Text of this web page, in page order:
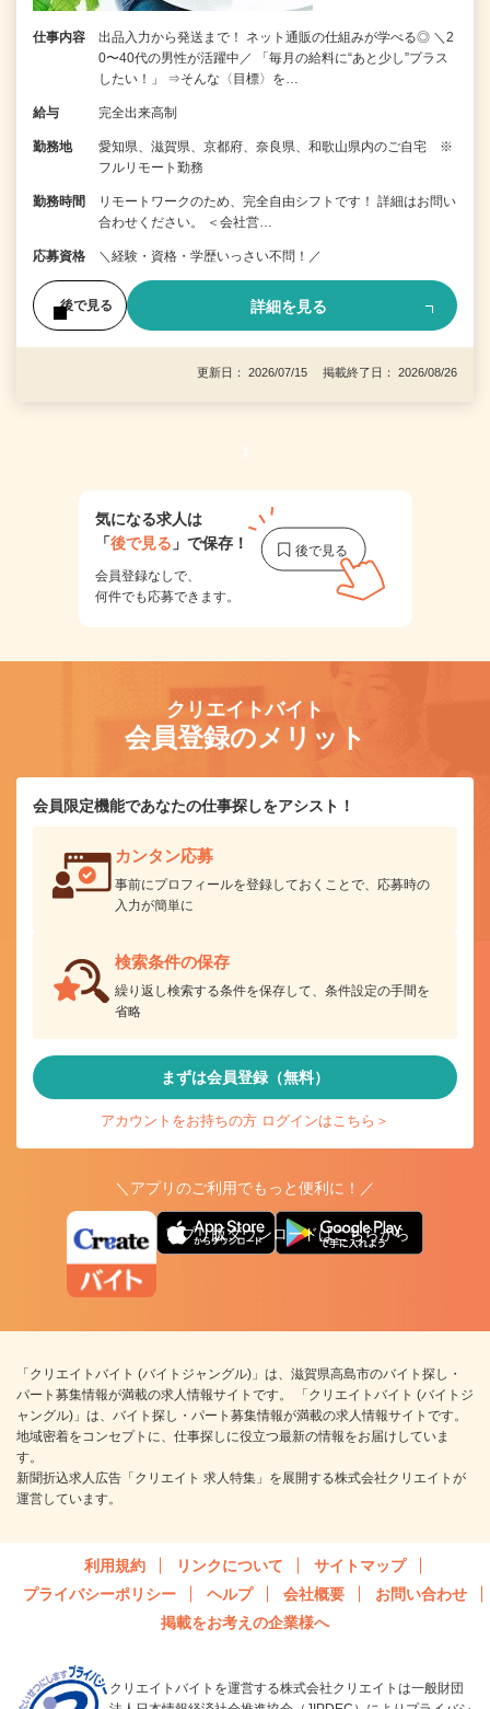
仕事内容
出品入力から発送まで！ ネット通販の仕組みが学べる◎ ＼2
0〜40代の男性が活躍中／ 「毎月の給料に“あと少し”プラス
したい！」 ⇒そんな〈目標〉を…
給与 完全出来高制
勤務地
愛知県、滋賀県、京都府、奈良県、和歌山県内のご自宅 ※
フルリモート勤務
勤務時間
リモートワークのため、完全自由シフトです！ 詳細はお問い
合わせください。 ＜会社営…
応募資格 ＼経験・資格・学歴いっさい不問！／
後で見る 詳細を見る
更新日： 2026/07/15 掲載終了日： 2026/08/26
1
気になる求人は
「後で見る 」で保存！
会員登録なしで、
何件でも応募できます。
クリエイトバイト
会員登録のメリット
会員限定機能であなたの仕事探しをアシスト！
カンタン応募
事前にプロフィールを登録しておくことで、応募時の
入力が簡単に
検索条件の保存
繰り返し検索する条件を保存して、条件設定の手間を
省略
まずは会員登録（無料）
アカウントをお持ちの方 ログインはこちら＞
＼アプリのご利用でもっと便利に！／
アプリ版ダウンロードはこちらから
「クリエイトバイト (バイトジャングル)」は、滋賀県高島市のバイト探し・
パート募集情報が満載の求人情報サイトです。 「クリエイトバイト (バイトジ
ャングル)」は、バイト探し・パート募集情報が満載の求人情報サイトです。
地域密着をコンセプトに、仕事探しに役立つ最新の情報をお届けしていま
す。
新聞折込求人広告「クリエイト 求人特集」を展開する株式会社クリエイトが
運営しています。
利用規約 リンクについて
サイトマップ
プライバシーポリシー
ヘルプ 会社概要
お問い合わせ
掲載をお考えの企業様へ
クリエイトバイトを運営する株式会社クリエイトは一般財団